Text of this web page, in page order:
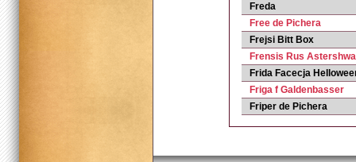
Freda
Free de Pichera
Frejsi Bitt Box
Frensis Rus
Frida Facecja
Friga f Galdenbasser
Friper de Pichera